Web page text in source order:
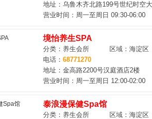
地址：乌鲁木齐北路199号世纪时空
营业时间：周一至周日 09:30-06:00
境怡养生SPA
分类：养生会所 区域：海淀区
电话： 68771270
地址：金高路2200号汉庭酒店2楼
营业时间：周一至周日 12:00-02:00
泰浪漫保健Spa馆
分类：养生会所 区域：海淀区